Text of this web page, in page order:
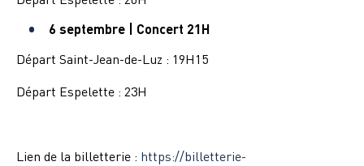
6 septembre | Concert 21H
Départ Saint-Jean-de-Luz : 19H15
Départ Espelette : 23H
Lien de la billetterie : https://billetterie-